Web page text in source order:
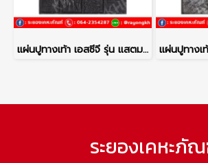
แผ่นปูทางเท้า เอสซีจี รุ่น แสตมป์เพฟ ลายเนเปิ้ล สีดำ
ระยองเคหะภั